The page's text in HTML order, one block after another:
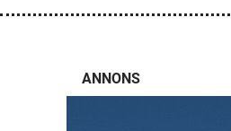
ANNONS